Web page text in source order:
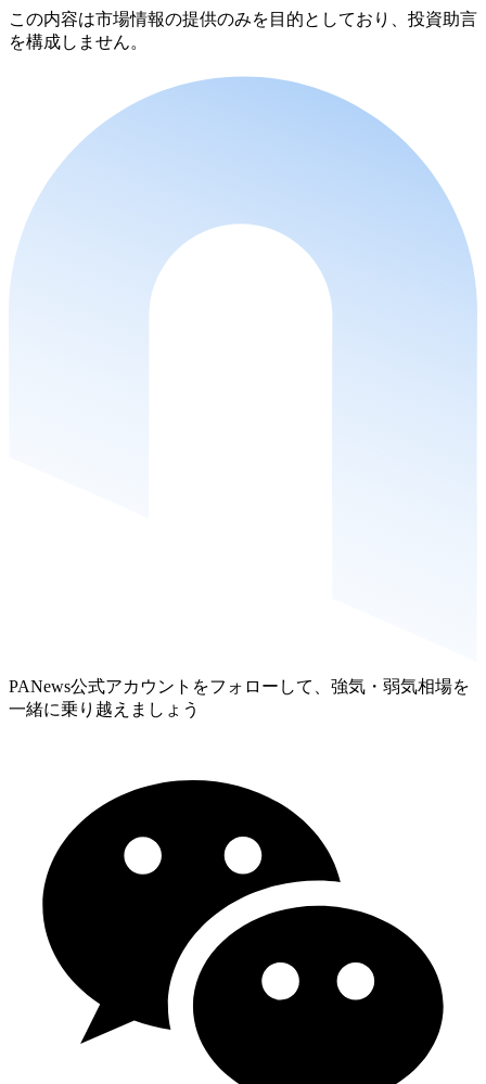
この内容は市場情報の提供のみを目的としており、投資助言
を構成しません。
PANews公式アカウントをフォローして、強気・弱気相場を
一緒に乗り越えましょう